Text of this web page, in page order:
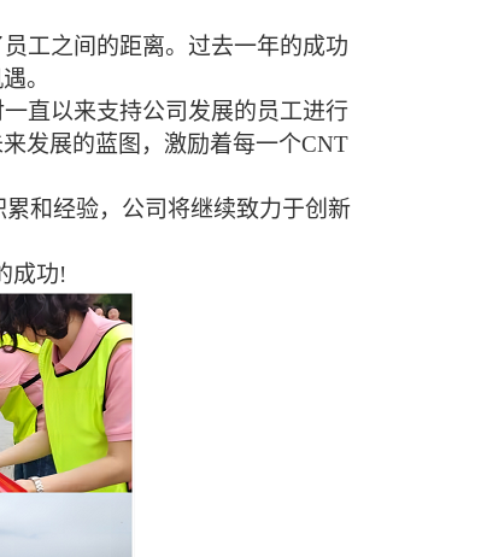
工之间的距离。过去一年的成功
。
直以来支持公司发展的员工进行
发展的蓝图，激励着每一个CNT
和经验，公司将继续致力于创新
成功!